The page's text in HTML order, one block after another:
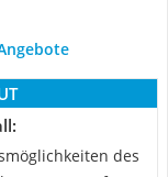
des